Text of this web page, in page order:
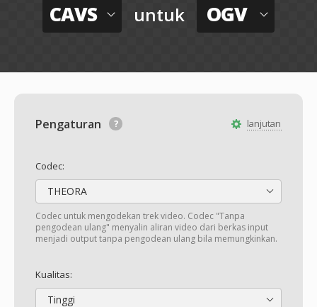
CAVS untuk OGV
lanjutan
Pengaturan
Codec:
THEORA
Codec untuk mengodekan trek video. Codec "Tanpa
pengodean ulang" menyalin aliran video dari berkas input
menjadi output tanpa pengodean ulang bila memungkinkan.
Kualitas:
Tinggi